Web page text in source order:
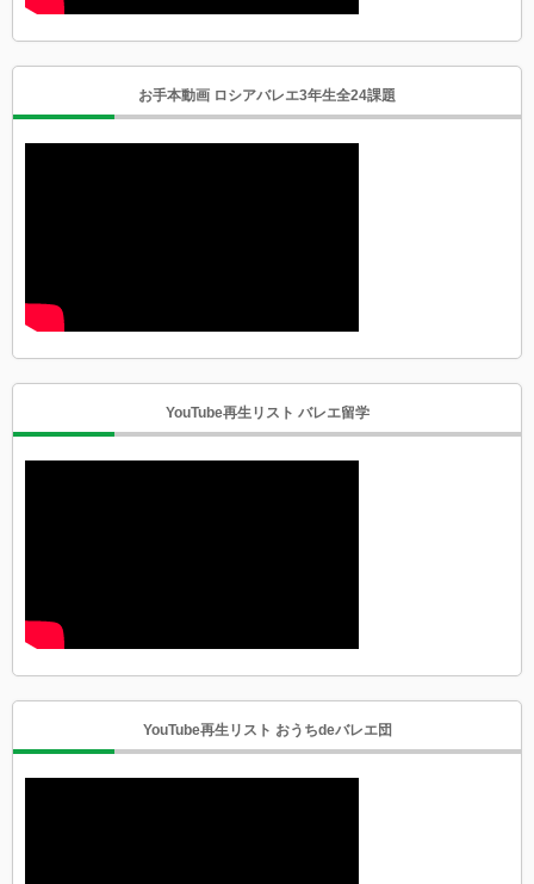
お手本動画 ロシアバレエ3年生全24課題
YouTube再生リスト バレエ留学
YouTube再生リスト おうちdeバレエ団